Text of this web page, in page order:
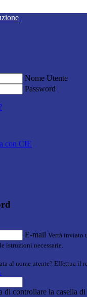
Nome Utente
Password
con CIE
E-mail Verrà inviato
istruzioni necessarie.
al nome utente? Effettua il
di controllare la casella